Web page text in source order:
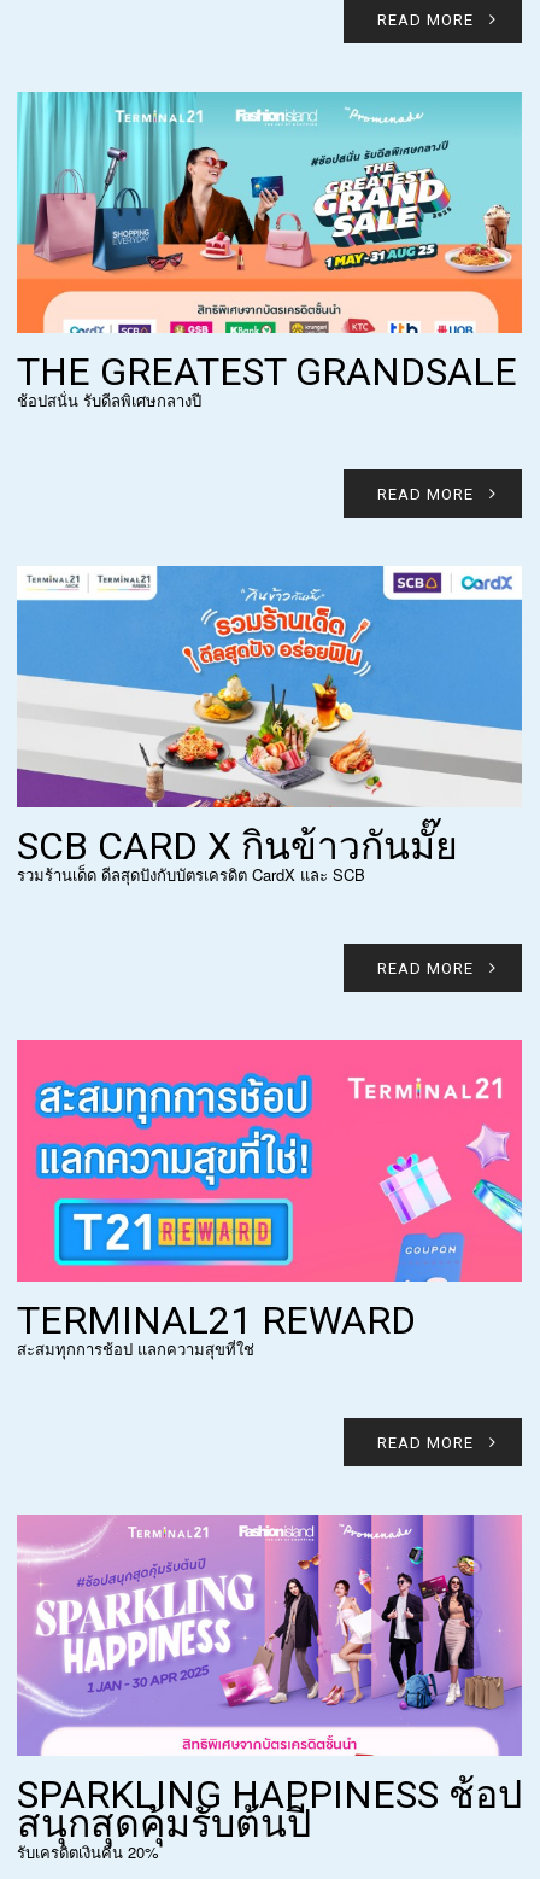
READ MORE
THE GREATEST GRANDSALE
ช้อปสนั่น รับดีลพิเศษกลางปี
READ MORE
SCB CARD X กินข้าวกันมั๊ย
รวมร้านเด็ด ดีลสุดปังกับบัตรเครดิต CardX และ SCB
READ MORE
TERMINAL21 REWARD
สะสมทุกการช้อป แลกความสุขที่ใช่
READ MORE
SPARKLING HAPPINESS ช้อป
สนุกสุดคุ้มรับต้นปี
รับเครดิตเงินคืน 20%